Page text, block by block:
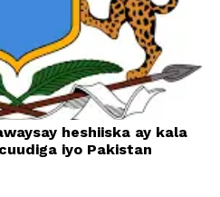
heshiiska ay kala
iyo Pakistan